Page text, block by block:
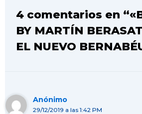
4 comentarios en
BY MARTÍN
EL NUEVO
Anónimo
29/12/2019 a las 1:42 PM